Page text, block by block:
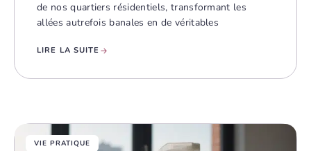
de nos quartiers résidentiels, transformant les
allées autrefois banales en de véritables
LIRE LA SUITE
VIE PRATIQUE